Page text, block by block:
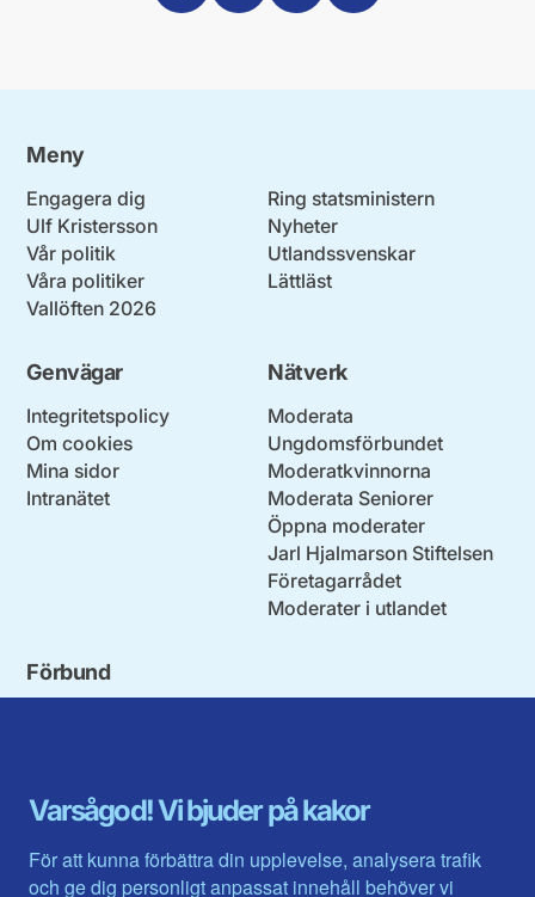
Varsågod! Vi bjuder på kakor
För att kunna förbättra din upplevelse, analysera trafik
och ge dig personligt anpassat innehåll behöver vi
Meny
Engagera dig
Ulf Kristersson
Vår politik
Våra politiker
Vallöften 2026
Ring statsministern
Nyheter
Utlandssvenskar
Lättläst
Genvägar
Integritetspolicy
Om cookies
Mina sidor
Intranätet
Nätverk
Moderata
Ungdomsförbundet
Moderatkvinnorna
Moderata Seniorer
Öppna moderater
Jarl Hjalmarson Stiftelsen
Företagarrådet
Moderater i utlandet
Förbund
Gävleborg
Halland
Jämtlands län
Jönköpings län
Värmlands län
Västerbotten
Västra Götaland
Västernorrland